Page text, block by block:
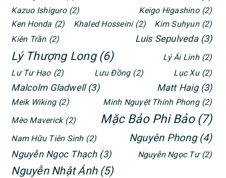
Kazuo Ishiguro (2) Keigo Higashino (2)
Ken Honda (2) Khaled Hosseini (2) Kim Suhyun (2)
Kiên Trần (2) Luis Sepulveda (3)
Lý Thượng Long (6) Lý Ái Linh (2)
Lư Tư Hạo (2) Lưu Đồng (2) Lục Xu (2)
Malcolm Gladwell (3) Matt Haig (3)
Meik Wiking (2) Minh Nguyệt Thính Phong (2)
Mèo Maverick (2) Mặc Bảo Phi Bảo (7)
Nam Hữu Tiên Sinh (2) Nguyên Phong (4)
Nguyễn Ngọc Thạch (3) Nguyễn Ngọc Tư (2)
Nguyễn Nhật Ánh (5)